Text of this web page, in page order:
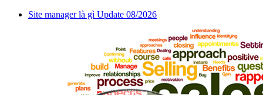
Site manager là gì Update 08/2026